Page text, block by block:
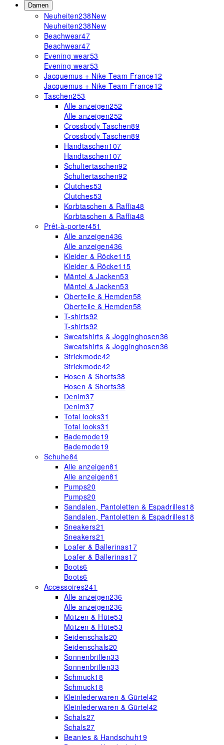
Damen
Neuheiten238New
Neuheiten238New
Beachwear47
Beachwear47
Evening wear53
Evening wear53
Jacquemus + Nike Team France12
Jacquemus + Nike Team France12
Taschen253
Alle anzeigen252
Alle anzeigen252
Crossbody-Taschen89
Crossbody-Taschen89
Handtaschen107
Handtaschen107
Schultertaschen92
Schultertaschen92
Clutches53
Clutches53
Korbtaschen & Raffia48
Korbtaschen & Raffia48
Prêt-à-porter451
Alle anzeigen436
Alle anzeigen436
Kleider & Röcke115
Kleider & Röcke115
Mäntel & Jacken53
Mäntel & Jacken53
Oberteile & Hemden58
Oberteile & Hemden58
T-shirts92
T-shirts92
Sweatshirts & Jogginghosen36
Sweatshirts & Jogginghosen36
Strickmode42
Strickmode42
Hosen & Shorts38
Hosen & Shorts38
Denim37
Denim37
Total looks31
Total looks31
Bademode19
Bademode19
Schuhe84
Alle anzeigen81
Alle anzeigen81
Pumps20
Pumps20
Sandalen, Pantoletten & Espadrilles18
Sandalen, Pantoletten & Espadrilles18
Sneakers21
Sneakers21
Loafer & Ballerinas17
Loafer & Ballerinas17
Boots6
Boots6
Accessoires241
Alle anzeigen236
Alle anzeigen236
Mützen & Hüte53
Mützen & Hüte53
Seidenschals20
Seidenschals20
Sonnenbrillen33
Sonnenbrillen33
Schmuck18
Schmuck18
Kleinlederwaren & Gürtel42
Kleinlederwaren & Gürtel42
Schals27
Schals27
Beanies & Handschuh19